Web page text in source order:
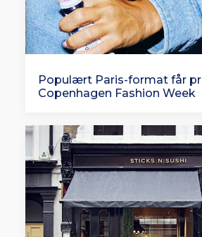
Populært Paris-format får
Copenhagen Fashion Week